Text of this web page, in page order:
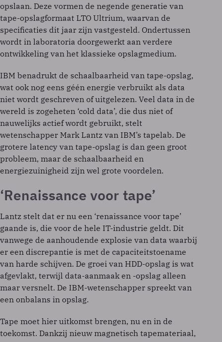
opslaan. Deze vormen de negende generatie van
tape-opslagformaat LTO Ultrium, waarvan de
specificaties dit jaar zijn vastgesteld. Ondertussen
wordt in laboratoria doorgewerkt aan verdere
ontwikkeling van het klassieke opslagmedium.
IBM benadrukt de schaalbaarheid van tape-opslag,
wat ook nog eens géén energie verbruikt als data
niet wordt geschreven of uitgelezen. Veel data in de
wereld is zogeheten ‘cold data’, die dus niet of
nauwelijks actief wordt gebruikt, stelt
wetenschapper Mark Lantz van IBM’s tapelab. De
grotere latency van tape-opslag is dan geen groot
probleem, maar de schaalbaarheid en
energiezuinigheid zijn wel grote voordelen.
‘Renaissance voor tape’
Lantz stelt dat er nu een ‘renaissance voor tape’
gaande is, die voor de hele IT-industrie geldt. Dit
vanwege de aanhoudende explosie van data waarbij
er een discrepantie is met de capaciteitstoename
van harde schijven. De groei van HDD-opslag is wat
afgevlakt, terwijl data-aanmaak en -opslag alleen
maar versnelt. De IBM-wetenschapper spreekt van
een onbalans in opslag.
Tape moet hier uitkomst brengen, nu en in de
toekomst. Dankzij nieuw magnetisch tapemateriaal,